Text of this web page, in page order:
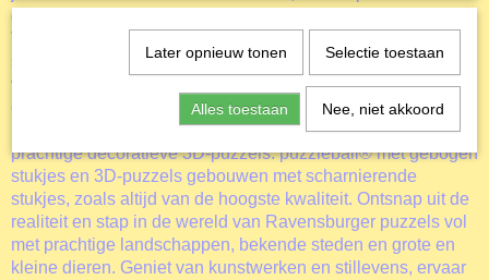
de ware puzzelfan een beetje sneller, zo ook bij deze
Villainous Hela
sinds 1891. Daarnaast is Ravensburger verantwoordelijk
voor de ontwikkeling van een ruim aanbod van afbeeldingen
en ideeën: van kinderpuzzels met vijf houten stukken, tot
500, 1000 en nog veel meer stukjes. En wat dacht je van de
prachtige decoratieve 3D-puzzels: puzzleball® met gebogen
stukjes en 3D-puzzels gebouwen met scharnierende
stukjes, zoals altijd van de hoogste kwaliteit. Ontsnap uit de
realiteit en stap in de wereld van Ravensburger puzzels vol
met prachtige landschappen, bekende steden en grote en
kleine dieren. Geniet van kunstwerken en stillevens, ervaar
Later opnieuw tonen Selectie toestaan
Alles toestaan Nee, niet akkoord